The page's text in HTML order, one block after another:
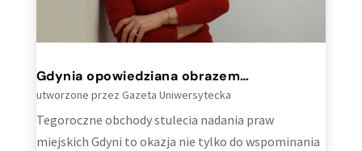
Gdynia opowiedziana obrazem…
utworzone przez Gazeta Uniwersytecka
Tegoroczne obchody stulecia nadania praw
miejskich Gdyni to okazja nie tylko do wspominania